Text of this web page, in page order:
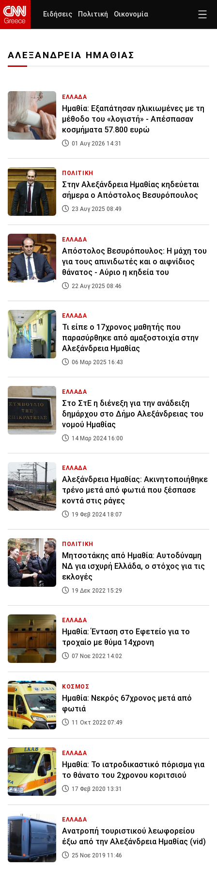
Ειδήσεις Πολιτική Οικονομία
ΑΛΕΞΑΝΔΡΕΙΑ ΗΜΑΘΙΑΣ
ΕΛΛΑΔΑ
Ημαθία: Εξαπάτησαν ηλικιωμένες με τη
μέθοδο του «λογιστή» - Απέσπασαν
κοσμήματα 57.800 ευρώ
01 Αυγ 2026 14:31
ΠΟΛΙΤΙΚΗ
Στην Αλεξάνδρεια Ημαθίας κηδεύεται
σήμερα ο Απόστολος Βεσυρόπουλος
23 Αυγ 2025 08:49
ΕΛΛΑΔΑ
Απόστολος Βεσυρόπουλος: Η μάχη του
για τους απινιδωτές και ο αιφνίδιος
θάνατος - Αύριο η κηδεία του
22 Αυγ 2025 08:46
ΕΛΛΑΔΑ
Τι είπε ο 17χρονος μαθητής που
παρασύρθηκε από αμαξοστοιχία στην
Αλεξάνδρεια Ημαθίας
06 Μαρ 2025 16:43
ΕΛΛΑΔΑ
Στο ΣτΕ η διένεξη για την ανάδειξη
δημάρχου στο Δήμο Αλεξάνδρειας του
νομού Ημαθίας
14 Μαρ 2024 16:00
ΕΛΛΑΔΑ
Αλεξάνδρεια Ημαθίας: Ακινητοποιήθηκε
τρένο μετά από φωτιά που ξέσπασε
κοντά στις ράγες
19 Φεβ 2024 18:07
ΠΟΛΙΤΙΚΗ
Μητσοτάκης από Ημαθία: Αυτοδύναμη
ΝΔ για ισχυρή Ελλάδα, ο στόχος για τις
εκλογές
19 Δεκ 2022 15:29
ΕΛΛΑΔΑ
Ημαθία: Ένταση στο Εφετείο για το
τροχαίο με θύμα 14χρονη
07 Νοε 2022 14:02
ΚΟΣΜΟΣ
Ημαθία: Νεκρός 67χρονος μετά από
φωτιά
11 Οκτ 2022 07:49
ΕΛΛΑΔΑ
Ημαθία: Το ιατροδικαστικό πόρισμα για
το θάνατο του 2χρονου κοριτσιού
17 Φεβ 2020 13:31
ΕΛΛΑΔΑ
Ανατροπή τουριστικού λεωφορείου
έξω από την Αλεξάνδρεια Ημαθίας (vid)
25 Νοε 2019 11:46